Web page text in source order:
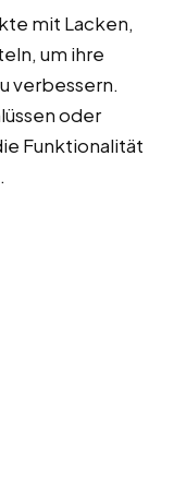
mit Lacken,
um ihre
verbessern.
oder
Funktionalität